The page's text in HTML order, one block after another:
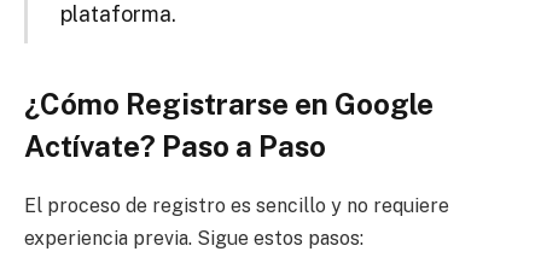
plataforma.
¿Cómo Registrarse en Google
Actívate? Paso a Paso
El proceso de registro es sencillo y no requiere
experiencia previa. Sigue estos pasos: